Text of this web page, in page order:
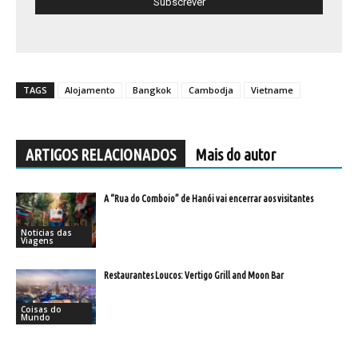
TAGS Alojamento Bangkok Cambodja Vietname
ARTIGOS RELACIONADOS Mais do autor
Noticias das
Viagens
A “Rua do Comboio” de Hanói vai encerrar aos visitantes
Coisas do
Mundo
Restaurantes Loucos: Vertigo Grill and Moon Bar